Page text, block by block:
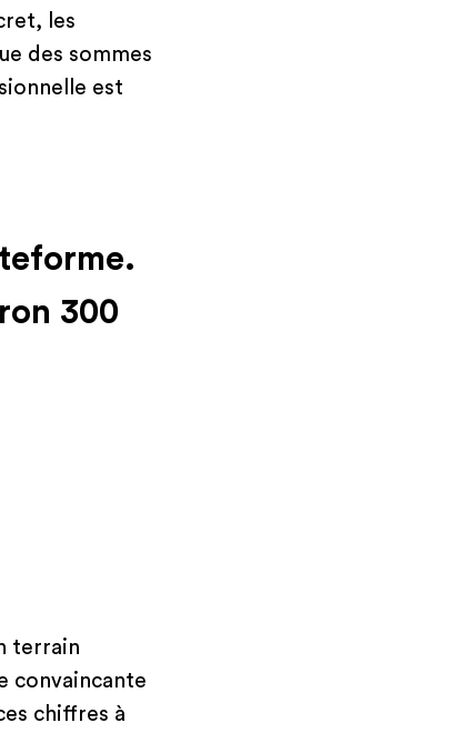
les
des sommes
est
300
terrain
convaincante
chiffres à